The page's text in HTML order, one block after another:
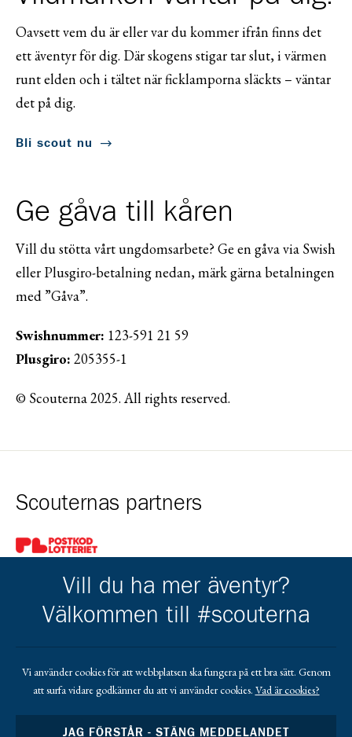
Oavsett vem du är eller var du kommer ifrån finns det
ett äventyr för dig. Där skogens stigar tar slut, i värmen
runt elden och i tältet när ficklamporna släckts – väntar
det på dig.
Bli scout nu
Ge gåva till kåren
Vill du stötta vårt ungdomsarbete? Ge en gåva via Swish
eller Plusgiro-betalning nedan, märk gärna betalningen
med ”Gåva”.
Swishnummer: 123-591 21 59
Plusgiro: 205355-1
© Scouterna 2025. All rights reserved.
Scouternas partners
Gå till pl_50
Gå till https://www.mera.se/Gå till https://www.lansforsakringar.se/
Gå till https://
Vill du ha mer äventyr?
Välkommen till #scouterna
Vi använder cookies för att webbplatsen ska fungera på ett bra sätt. Genom
att surfa vidare godkänner du att vi använder cookies. Vad är cookies?
JAG FÖRSTÅR - STÄNG MEDDELANDET